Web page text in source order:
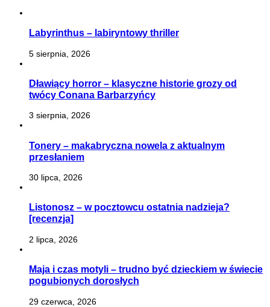
Labyrinthus – labiryntowy thriller
5 sierpnia, 2026
Dławiący horror – klasyczne historie grozy od
twócy Conana Barbarzyńcy
3 sierpnia, 2026
Tonery – makabryczna nowela z aktualnym
przesłaniem
30 lipca, 2026
Listonosz – w pocztowcu ostatnia nadzieja?
[recenzja]
2 lipca, 2026
Maja i czas motyli – trudno być dzieckiem w świecie
pogubionych dorosłych
29 czerwca, 2026